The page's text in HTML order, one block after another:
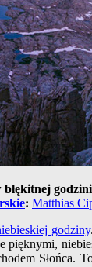
: Matthias
godziny
pięknymi,
Słońca.